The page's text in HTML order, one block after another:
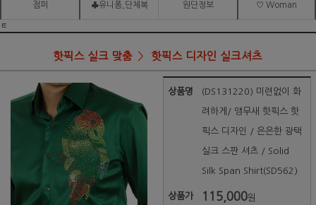
점퍼 ♣유니폼,단체복 원단정보 ♡ Woman
ㅌ
핫픽스 실크 맞춤 핫픽스 디자인 실크셔츠
상품명 (DS131220) 미련없이 화
려하게/ 앵무새 핫픽스 핫
픽스 디자인 / 은은한 광택
실크 스판 셔츠 / Solid
Silk Span Shirt(SD562)
상품가 115,000원